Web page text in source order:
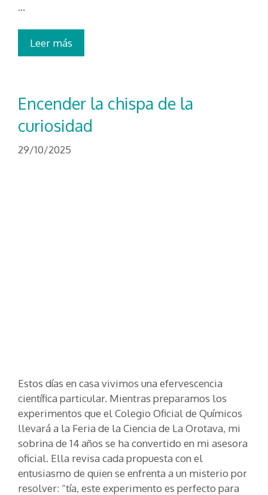
…
Leer más
Encender la chispa de la
curiosidad
29/10/2025
Estos días en casa vivimos una efervescencia
científica particular. Mientras preparamos los
experimentos que el Colegio Oficial de Químicos
llevará a la Feria de la Ciencia de La Orotava, mi
sobrina de 14 años se ha convertido en mi asesora
oficial. Ella revisa cada propuesta con el
entusiasmo de quien se enfrenta a un misterio por
resolver: “tía, este experimento es perfecto para